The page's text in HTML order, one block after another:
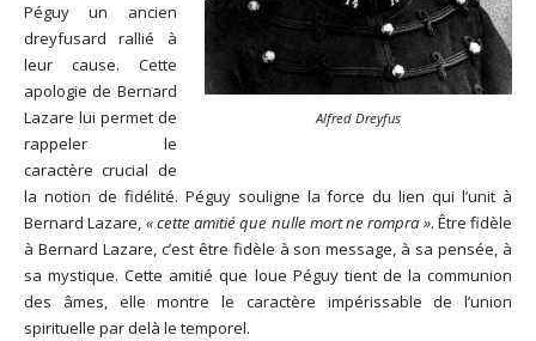
Alfred Dreyfus
Péguy un ancien
dreyfusard rallié à
leur cause. Cette
apologie de Bernard
Lazare lui permet de
rappeler le
caractère crucial de
la notion de fidélité. Péguy souligne la force du lien qui l’unit à
Bernard Lazare, « cette amitié que nulle mort ne rompra ». Être fidèle
à Bernard Lazare, c’est être fidèle à son message, à sa pensée, à
sa mystique. Cette amitié que loue Péguy tient de la communion
des âmes, elle montre le caractère impérissable de l’union
spirituelle par delà le temporel.